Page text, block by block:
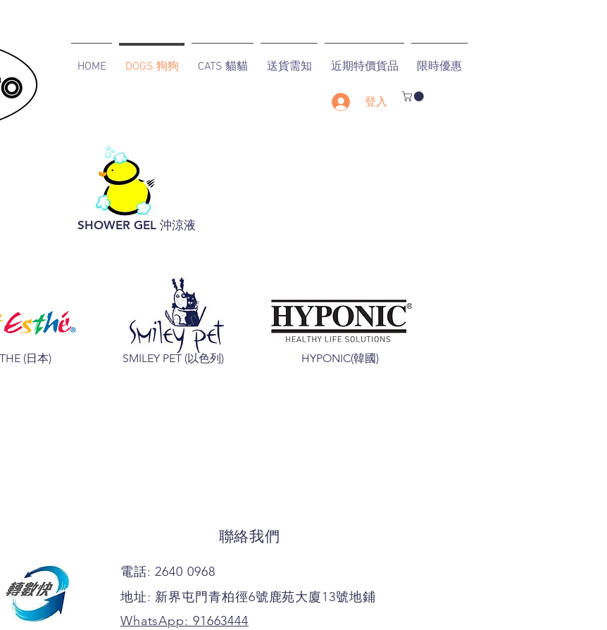
HOME DOGS 狗狗 CATS 貓貓 送貨需知 近期特價貨品 限時優惠
登入
SHOWER GEL 沖涼液
(日本) SMILEY PET (以色列) HYPONIC(韓國)
聯絡我們
電話: 2640 0968
地址: 新界屯門青柏徑6號鹿苑大廈13號地鋪
WhatsApp: 91663444